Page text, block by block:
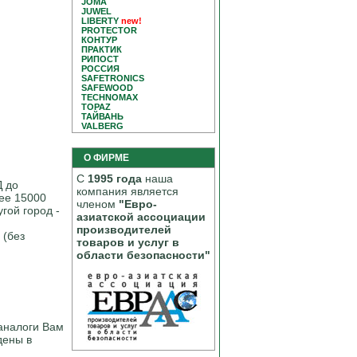
до
15000
город -
(без
Вам
в
JUWEL
LIBERTY new!
PROTECTOR
КОНТУР
ПРАКТИК
РИПОСТ
РОССИЯ
SAFETRONICS
SAFEWOOD
TECHNOMAX
TOPAZ
ТАЙВАНЬ
VALBERG
О ФИРМЕ
С 1995 года наша
компания является
членом "Евро-
азиатской ассоциации
производителей
товаров и услуг в
области безопасности"